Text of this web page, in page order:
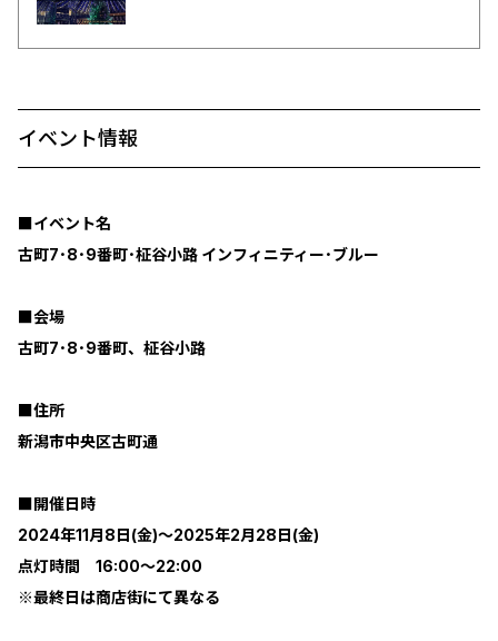
イベント情報
■イベント名
古町7･8･9番町･柾谷小路 インフィニティー･ブルー
■会場
古町7･8･9番町、柾谷小路
■住所
新潟市中央区古町通
■開催日時
2024年11月8日(金)～2025年2月28日(金)
点灯時間 16:00～22:00
※最終日は商店街にて異なる